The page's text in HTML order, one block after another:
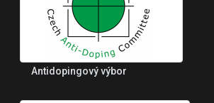
Antidopingový výbor